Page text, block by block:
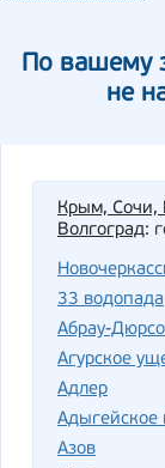
По вашему
не
Крым, Сочи,
Волгоград:
33 водопада
Абрау-Дюрсо
Агурское
Адлер
Адыгейское
Азов